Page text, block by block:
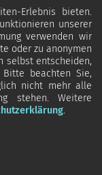
Erlebnis bieten.
unserer
verwenden wir
oder zu anonymen
selbst entscheiden,
beachten Sie,
nicht mehr alle
stehen. Weitere
.